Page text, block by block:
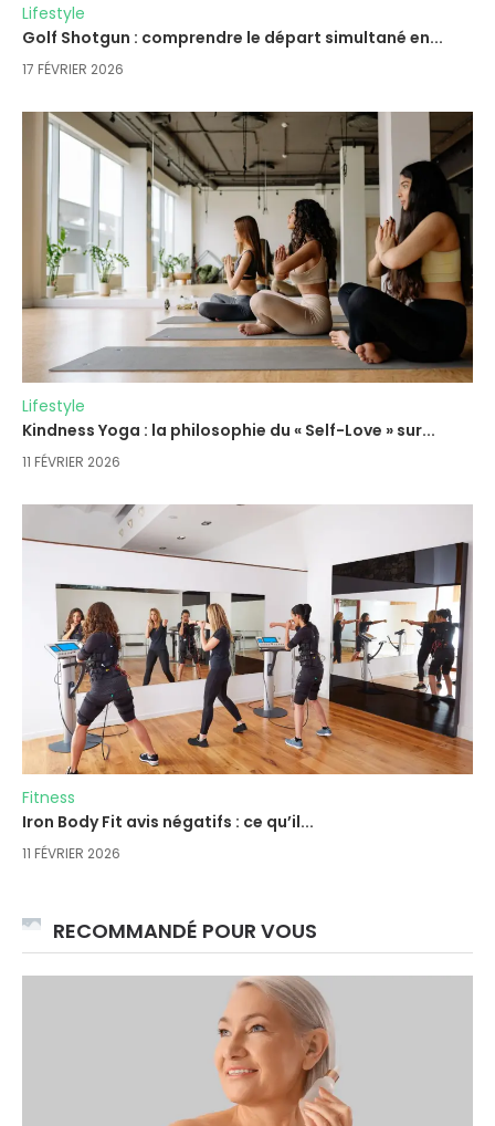
Lifestyle
Golf Shotgun : comprendre le départ simultané en...
17 FÉVRIER 2026
Lifestyle
Kindness Yoga : la philosophie du « Self-Love » sur...
11 FÉVRIER 2026
Fitness
Iron Body Fit avis négatifs : ce qu’il...
11 FÉVRIER 2026
RECOMMANDÉ POUR VOUS